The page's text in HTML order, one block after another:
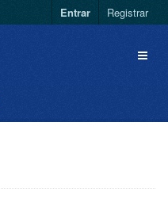
Entrar Registrar